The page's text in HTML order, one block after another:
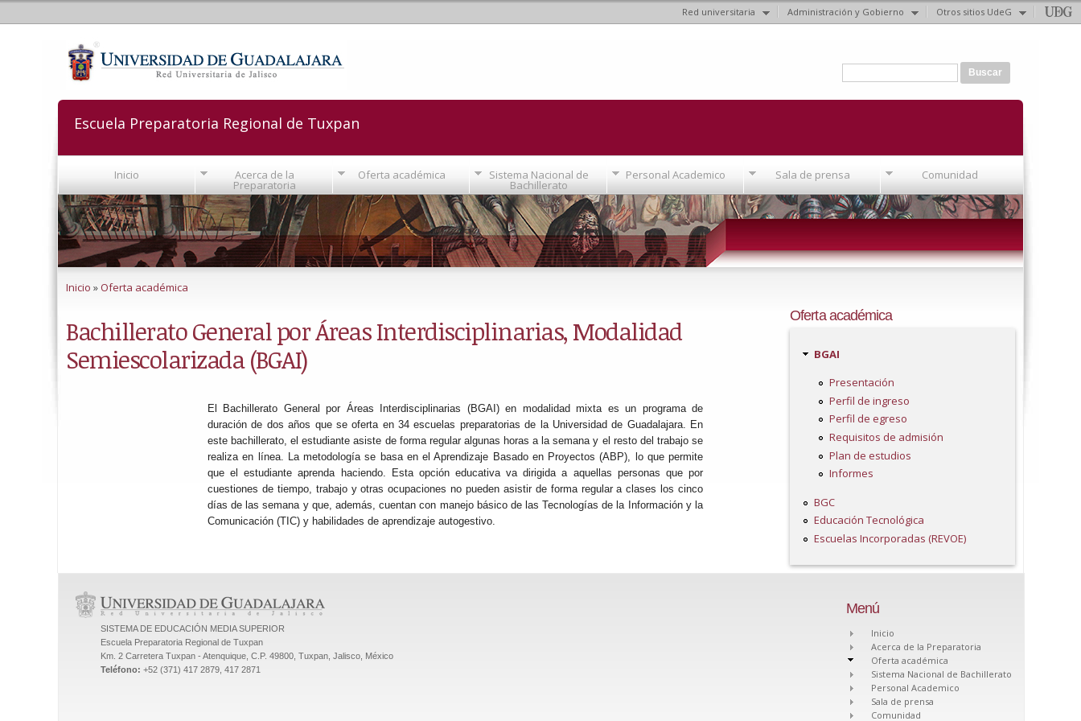
Red universitaria Administración y Gobierno Otros sitios UdeG
Formulario de búsqueda
Escuela Preparatoria Regional de Tuxpan
Inicio Acerca de la
Preparatoria
Oferta académica Sistema Nacional de
Bachillerato
Personal Academico Sala de prensa Comunidad
Inicio »Oferta académica
Bachillerato General por Áreas Interdisciplinarias, Modalidad
Semiescolarizada (BGAI)
El Bachillerato General por Áreas Interdisciplinarias (BGAI) en modalidad mixta es un programa de
duración de dos años que se oferta en 34 escuelas preparatorias de la Universidad de Guadalajara. En
este bachillerato, el estudiante asiste de forma regular algunas horas a la semana y el resto del trabajo se
realiza en línea. La metodología se basa en el Aprendizaje Basado en Proyectos (ABP), lo que permite
que el estudiante aprenda haciendo. Esta opción educativa va dirigida a aquellas personas que por
cuestiones de tiempo, trabajo y otras ocupaciones no pueden asistir de forma regular a clases los cinco
días de las semana y que, además, cuentan con manejo básico de las Tecnologías de la Información y la
Comunicación (TIC) y habilidades de aprendizaje autogestivo.
Oferta académica
BGAI
Presentación
Perfil de ingreso
Perfil de egreso
Requisitos de admisión
Plan de estudios
Informes
BGC
Educación Tecnológica
Escuelas Incorporadas (REVOE)
SISTEMA DE EDUCACIÓN MEDIA SUPERIOR
Escuela Preparatoria Regional de Tuxpan
Km. 2 Carretera Tuxpan - Atenquique, C.P. 49800, Tuxpan, Jalisco, México
Teléfono: +52 (371) 417 2879, 417 2871
Menú
Inicio
Acerca de la Preparatoria
Oferta académica
Sistema Nacional de Bachillerato
Personal Academico
Sala de prensa
Comunidad